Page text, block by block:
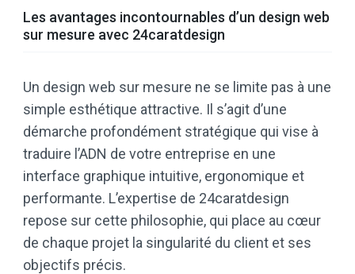
Les avantages incontournables d’un design web
sur mesure avec 24caratdesign
Un design web sur mesure ne se limite pas à une
simple esthétique attractive. Il s’agit d’une
démarche profondément stratégique qui vise à
traduire l’ADN de votre entreprise en une
interface graphique intuitive, ergonomique et
performante. L’expertise de 24caratdesign
repose sur cette philosophie, qui place au cœur
de chaque projet la singularité du client et ses
objectifs précis.